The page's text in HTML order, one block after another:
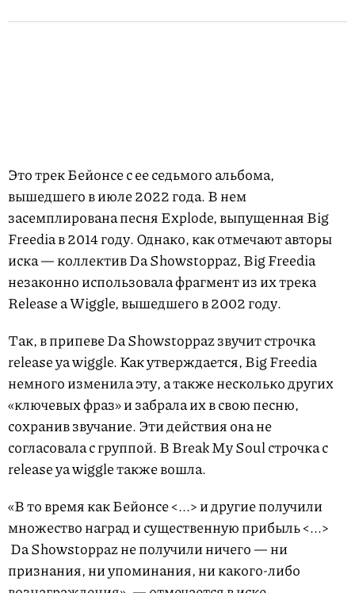
Это трек Бейонсе с ее седьмого альбома,
вышедшего в июле 2022 года. В нем
засемплирована песня Explode, выпущенная Big
Freedia в 2014 году. Однако, как отмечают авторы
иска — коллектив Da Showstoppaz, Big Freedia
незаконно использовала фрагмент из их трека
Release a Wiggle, вышедшего в 2002 году.
Так, в припеве Da Showstoppaz звучит строчка
release ya wiggle. Как утверждается, Big Freedia
немного изменила эту, а также несколько других
«ключевых фраз» и забрала их в свою песню,
сохранив звучание. Эти действия она не
согласовала с группой. В Break My Soul строчка с
release ya wiggle также вошла.
«В то время как Бейонсе <...> и другие получили
множество наград и существенную прибыль <...>
Da Showstoppaz не получили ничего — ни
признания, ни упоминания, ни какого-либо